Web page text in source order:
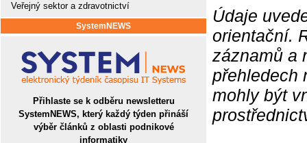
Veřejný sektor a zdravotnictví
SystemNEWS
Přihlaste se k odběru newsletteru
SystemNEWS, který každý týden přináší
výběr článků z oblasti podnikové
informatiky
Údaje
orientační.
záznamů a
přehledech
mohly být